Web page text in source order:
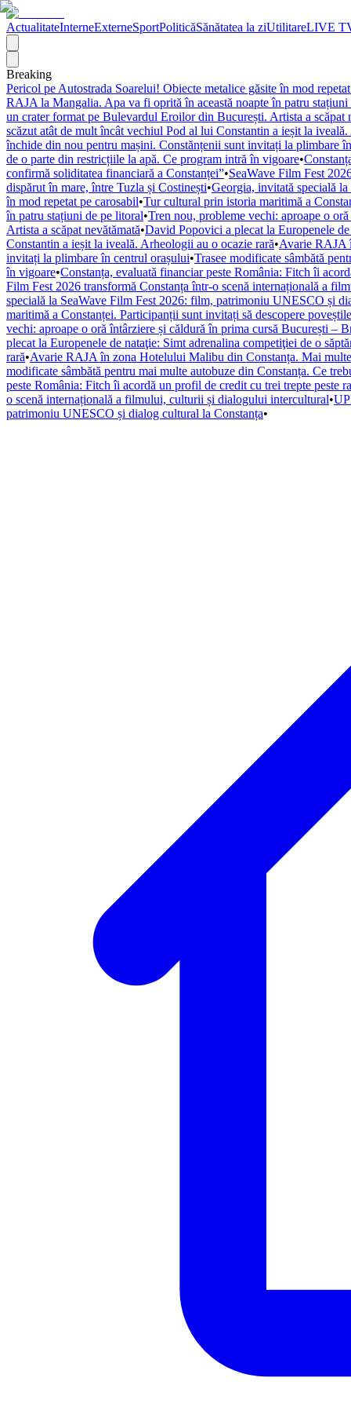
ActualitateInterneExterneSportPoliticăSănătatea la ziUtilitareLIVE
Breaking
Pericol pe Autostrada Soarelui! Obiecte metalice găsite în mod
RAJA la Mangalia. Apa va fi oprită în această noapte în patru stațiuni
un crater format pe Bulevardul Eroilor din București. Artista a scăpat
scăzut atât de mult încât vechiul Pod al lui Constantin a ieșit la
închide din nou pentru mașini. Constănțenii sunt invitați la plimbare
de o parte din restricțiile la apă. Ce program intră în vigoare•
confirmă soliditatea financiară a Constanței”•SeaWave Film Fest
dispărut în mare, între Tuzla și Costinești•Georgia, invitată specială
în mod repetat pe carosabil•Tur cultural prin istoria maritimă a
în patru stațiuni de pe litoral•Tren nou, probleme vechi: aproape o
Artista a scăpat nevătămată•David Popovici a plecat la Europenele
Constantin a ieșit la iveală. Arheologii au o ocazie rară•Avarie RAJA
invitați la plimbare în centrul orașului•Trasee modificate sâmbătă
în vigoare•Constanța, evaluată financiar peste România: Fitch îi
Film Fest 2026 transformă Constanța într-o scenă internațională a
specială la SeaWave Film Fest 2026: film, patrimoniu UNESCO și
maritimă a Constanței. Participanții sunt invitați să descopere
vechi: aproape o oră întârziere și căldură în prima cursă București –
plecat la Europenele de nataţie: Simt adrenalina competiţiei de o
rară•Avarie RAJA în zona Hotelului Malibu din Constanța. Mai
modificate sâmbătă pentru mai multe autobuze din Constanța. Ce
peste România: Fitch îi acordă un profil de credit cu trei trepte
o scenă internațională a filmului, culturii și dialogului intercultural•
patrimoniu UNESCO și dialog cultural la Constanța•